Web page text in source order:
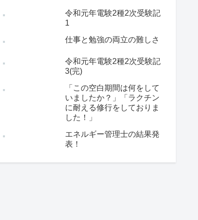
令和元年電験2種2次受験記
1
仕事と勉強の両立の難しさ
令和元年電験2種2次受験記
3(完)
「この空白期間は何をして
いましたか？」「ラクチン
に耐える修行をしておりま
した！」
エネルギー管理士の結果発
表！